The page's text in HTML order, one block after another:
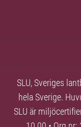
SLU, Sveriges
hela Sverige.
SLU är